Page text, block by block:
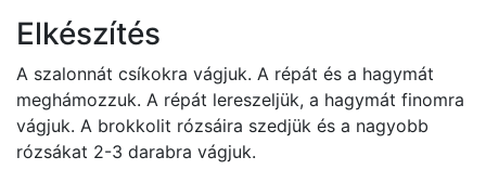
Elkészítés
A szalonnát csíkokra vágjuk. A répát és a hagymát
meghámozzuk. A répát lereszeljük, a hagymát finomra
vágjuk. A brokkolit rózsáira szedjük és a nagyobb
rózsákat 2-3 darabra vágjuk.